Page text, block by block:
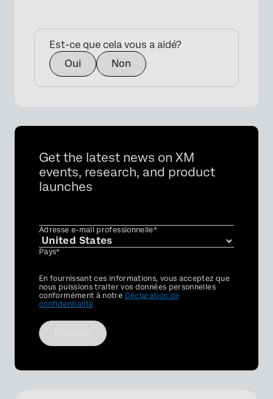
Est-ce que cela vous a aidé?
Oui
Non
Get the latest news on XM
events, research, and product
launches
Adresse e-mail professionnelle*
Pays*
Privacy
Optin
En fournissant ces informations, vous acceptez que
nous puissions traiter vos données personnelles
conformément à notre Déclaration de
confidentialité